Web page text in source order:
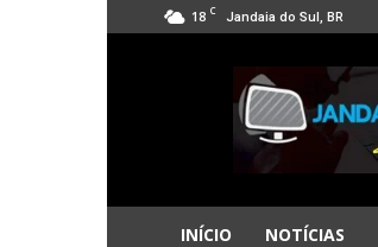
18 C Jandaia do Sul, BR
Jandaia
Online
INÍCIO NOTÍCIAS